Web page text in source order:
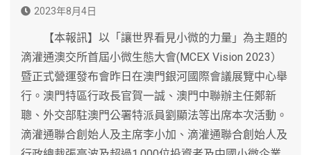
2023年8月4日
【本報訊】以「讓世界看見小微的力量」為主題的
滴灌通澳交所首屆小微生態大會(MCEX Vision 2023）
暨正式營運發布會昨日在澳門銀河國際會議展覽中心舉
行。澳門特區行政長官賀一誠、澳門中聯辦主任鄭新
聰、外交部駐澳門公署特派員劉顯法等出席本次活動。
滴灌通聯合創始人及主席李小加、滴灌通聯合創始人及